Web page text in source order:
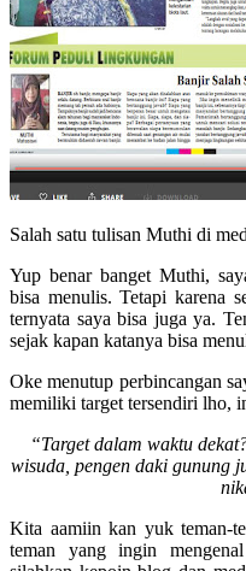
Salah satu tulisan Muthi di
Yup benar banget Muthi,
bisa menulis. Tetapi karena
ternyata saya bisa juga ya.
sejak kapan katanya bisa
Oke menutup perbincangan
memiliki target tersendiri lho,
“Target dalam waktu
wisuda, pengen daki gunung
Kita aamiin kan yuk teman-
teman yang ingin